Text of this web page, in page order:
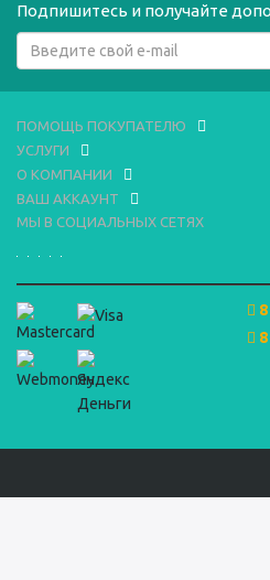
Подпишитесь и получайте
ПОМОЩЬ ПОКУПАТЕЛЮ
УСЛУГИ
О КОМПАНИИ
ВАШ АККАУНТ
МЫ В СОЦИАЛЬНЫХ СЕТЯХ